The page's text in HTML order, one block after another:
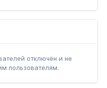
отключён и не
пользователям.